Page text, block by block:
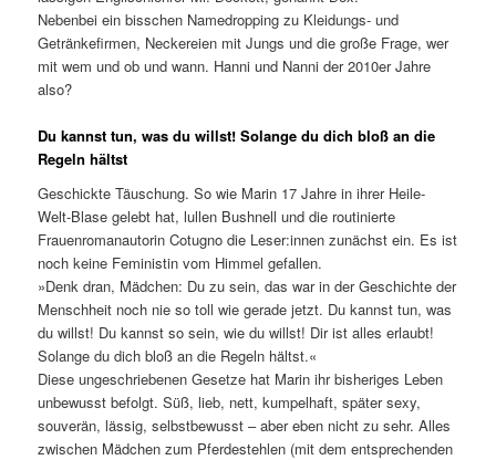
Nebenbei ein bisschen Namedropping zu Kleidungs- und
Getränkefirmen, Neckereien mit Jungs und die große Frage, wer
mit wem und ob und wann. Hanni und Nanni der 2010er Jahre
also?
Du kannst tun, was du willst! Solange du dich bloß an die
Regeln hältst
Geschickte Täuschung. So wie Marin 17 Jahre in ihrer Heile-
Welt-Blase gelebt hat, lullen Bushnell und die routinierte
Frauenromanautorin Cotugno die Leser:innen zunächst ein. Es ist
noch keine Feministin vom Himmel gefallen.
»Denk dran, Mädchen: Du zu sein, das war in der Geschichte der
Menschheit noch nie so toll wie gerade jetzt. Du kannst tun, was
du willst! Du kannst so sein, wie du willst! Dir ist alles erlaubt!
Solange du dich bloß an die Regeln hältst.«
Diese ungeschriebenen Gesetze hat Marin ihr bisheriges Leben
unbewusst befolgt. Süß, lieb, nett, kumpelhaft, später sexy,
souverän, lässig, selbstbewusst – aber eben nicht zu sehr. Alles
zwischen Mädchen zum Pferdestehlen (mit dem entsprechenden